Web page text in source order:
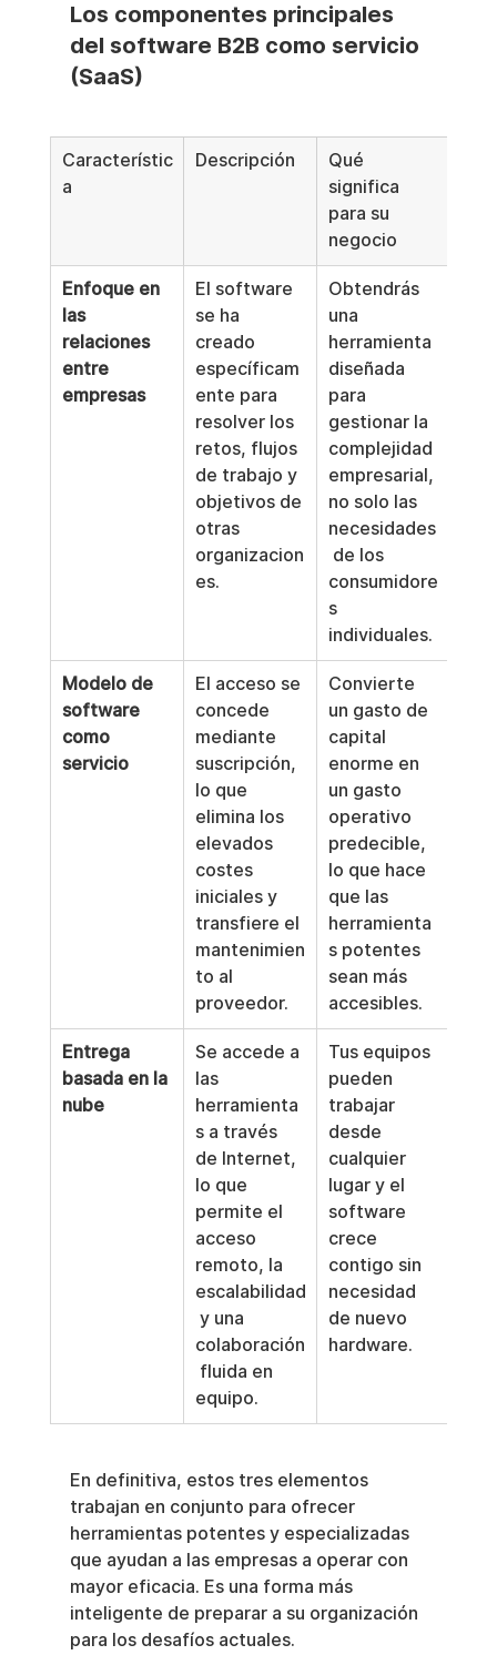
Los componentes principales
del software B2B como servicio
(SaaS)
Característic
a
Descripción
Qué
significa
para su
negocio
Enfoque en
las
relaciones
entre
empresas
El software
se ha
creado
específicam
ente para
resolver los
retos, flujos
de trabajo y
objetivos de
otras
organizacion
es.
Obtendrás
una
herramienta
diseñada
para
gestionar la
complejidad
empresarial,
no solo las
necesidades
de los
consumidore
s
individuales.
Modelo de
software
como
servicio
El acceso se
concede
mediante
suscripción,
lo que
elimina los
elevados
costes
iniciales y
transfiere el
mantenimien
to al
proveedor.
Convierte
un gasto de
capital
enorme en
un gasto
operativo
predecible,
lo que hace
que las
herramienta
s potentes
sean más
accesibles.
Entrega
basada en la
nube
Se accede a
las
herramienta
s a través
de Internet,
lo que
permite el
acceso
remoto, la
escalabilidad
y una
colaboración
fluida en
equipo.
Tus equipos
pueden
trabajar
desde
cualquier
lugar y el
software
crece
contigo sin
necesidad
de nuevo
hardware.
En definitiva, estos tres elementos
trabajan en conjunto para ofrecer
herramientas potentes y especializadas
que ayudan a las empresas a operar con
mayor eficacia. Es una forma más
inteligente de preparar a su organización
para los desafíos actuales.